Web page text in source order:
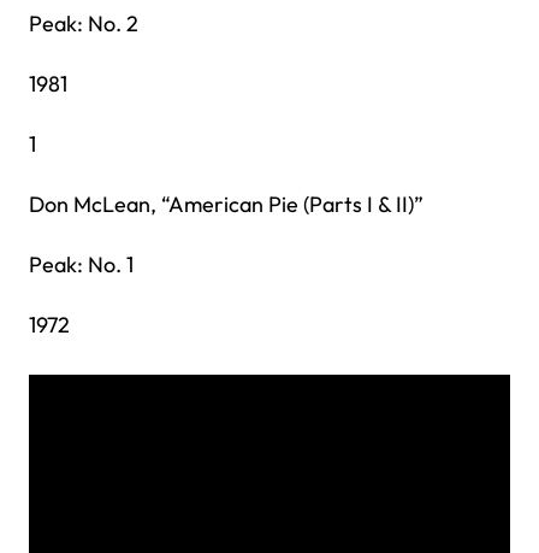
Peak: No. 2
1981
1
Don McLean, “American Pie (Parts I & II)”
Peak: No. 1
1972